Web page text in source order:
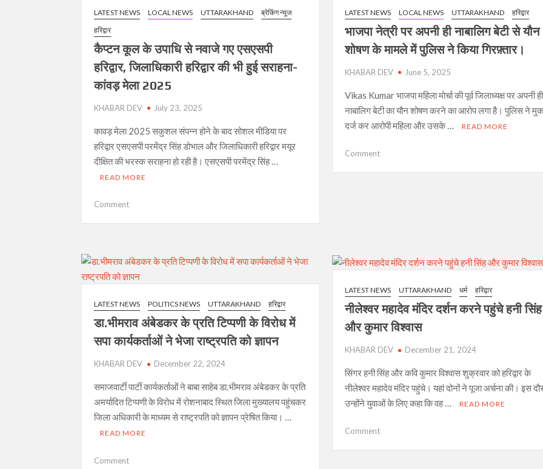
भाजपा नेत्री और उसके बॉयफ्रेंड को रिमांड पर लेकर आगरा पहुंची पुलिस, सियासी गलियारों में हलचल।
कैप्टन कूल के उपाधि से नवाजे गए एसएसपी हरिद्वार, जिलाधिकारी हरिद्वार की भी हुई सराहना-कांवड़ मेला 2025
अफसरों ने कसी कमर, डीएम एसएसपी ने किया निरिक्षण, मुख्यमंत्री का आदेश, सुरक्षित हो कांवड़ यात्रा
उत्तरकाशी में पहाड़ गिरा,यात्रियों के दबने की सूचना, एसडीआरएफ और पुलिस मौके पर
चेयरमैन के खिलाफ ज्ञापन देने जा रहें सभासद को पुलिस ने रोका, पढ़िए पूरी खबर।
हरिद्वार में पत्नी की हत्या कर पति ने खुद को भी मौत के घाट उतारा।
LATEST NEWS LOCAL NEWS UTTARAKHAND
ब्रेकिंग न्यूज
हरिद्वार
कैप्टन कूल के उपाधि से नवाजे गए एसएसपी
हरिद्वार, जिलाधिकारी हरिद्वार की भी हुई सराहना-
कांवड़ मेला 2025
KHABAR DEV July 23, 2025
कावड़ मेला 2025 सकुशल संपन्न होने के बाद सोशल मीडिया पर
हरिद्वार एसएसपी परमेंद्र सिंह डोभाल और जिलाधिकारी हरिद्वार मयूर
दीक्षित की भरस्क सराहना हो रही है। एसएसपी परमेंद्र सिंह …
READ MORE
Commenton
उपाधि
नवाजे
एसएसपी
हरिद्वार,
जिलाधिकारी
की
हुई
सराहना-
कांवड़
मेला
LATEST NEWS LOCAL NEWS UTTARAKHAND हरिद्वार
भाजपा नेत्री पर अपनी ही नाबालिग बेटी से यौन
शोषण के मामले में पुलिस ने किया गिरफ़्तार।
KHABAR DEV June 5, 2025
Vikas Kumar भाजपा महिला मोर्चा की पूर्व जिलाध्यक्ष पर अपनी ही
नाबालिग बेटी का यौन शोषण करने का आरोप लगा है। पुलिस ने
दर्ज कर आरोपी महिला और उसके …
READ MORE
Commenton
से
यौन
शोषण
के
मामले
में
ने
गिरफ़्तार।
LATEST NEWS POLITICS NEWS UTTARAKHAND हरिद्वार
डा.भीमराव अंबेडकर के प्रति टिप्पणी के विरोध में
सपा कार्यकर्ताओं ने भेजा राष्ट्रपति को ज्ञापन
KHABAR DEV December 22, 2024
समाजवार्टी पार्टी कार्यकर्ताओं ने बाबा साहेब डा.भीमराव अंबेडकर के प्रति
अमर्यादित टिप्पणी के विरोध में रोशनाबाद स्थित जिला मुख्यालय पहुंचकर
जिला अधिकारी के माध्यम से राष्ट्रपति को ज्ञापन प्रेषित किया। …
READ MORE
Commenton
LATEST NEWS UTTARAKHAND धर्म हरिद्वार
नीलेश्वर महादेव मंदिर दर्शन करने पहुंचे हनी सिंह
और कुमार विश्वास
KHABAR DEV December 21, 2024
सिंगर हनी सिंह और कवि कुमार विश्वास शुक्रवार को हरिद्वार के
नीलेश्वर महादेव मंदिर पहुंचे। यहां दोनों ने पूजा अर्चना की। इस
उन्होंने युवाओं के लिए कहा कि वह …
READ MORE
Commenton